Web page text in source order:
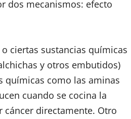
dos mecanismos: efecto
ciertas sustancias químicas
y otros embutidos)
químicas como las aminas
cuando se cocina la
cáncer directamente. Otro